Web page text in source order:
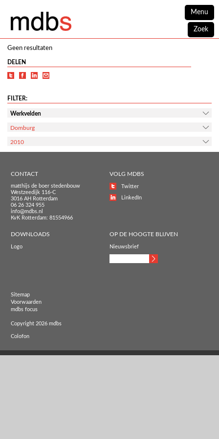
Menu
Zoek
Geen resultaten
DELEN
FILTER:
Werkvelden
Domburg
2010
CONTACT
matthijs de boer stedenbouw
Westzeedijk 116-C
3016 AH Rotterdam
06 26 324 955
info@mdbs.nl
KvK Rotterdam: 81554966
VOLG MDBS
Twitter
LinkedIn
DOWNLOADS
Logo
OP DE HOOGTE BLIJVEN
Nieuwsbrief
Sitemap
Voorwaarden
mdbs focus
Copyright 2026 mdbs
Colofon